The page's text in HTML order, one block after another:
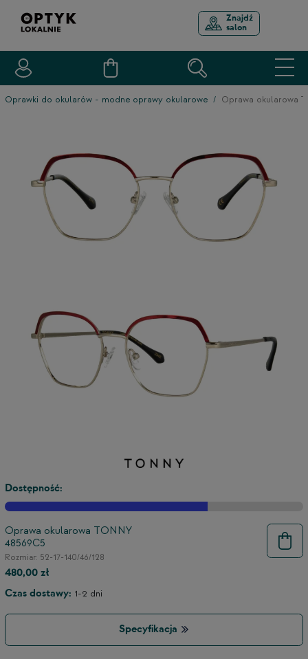
Znajdź
salon
Oprawki do okularów - modne oprawy okularowe Oprawa okularowa
Dostępność:
Oprawa okularowa TONNY
48569C5
Rozmiar: 52-17-140/46/128
480,00 zł
Czas dostawy: 1-2 dni
Specyfikacja